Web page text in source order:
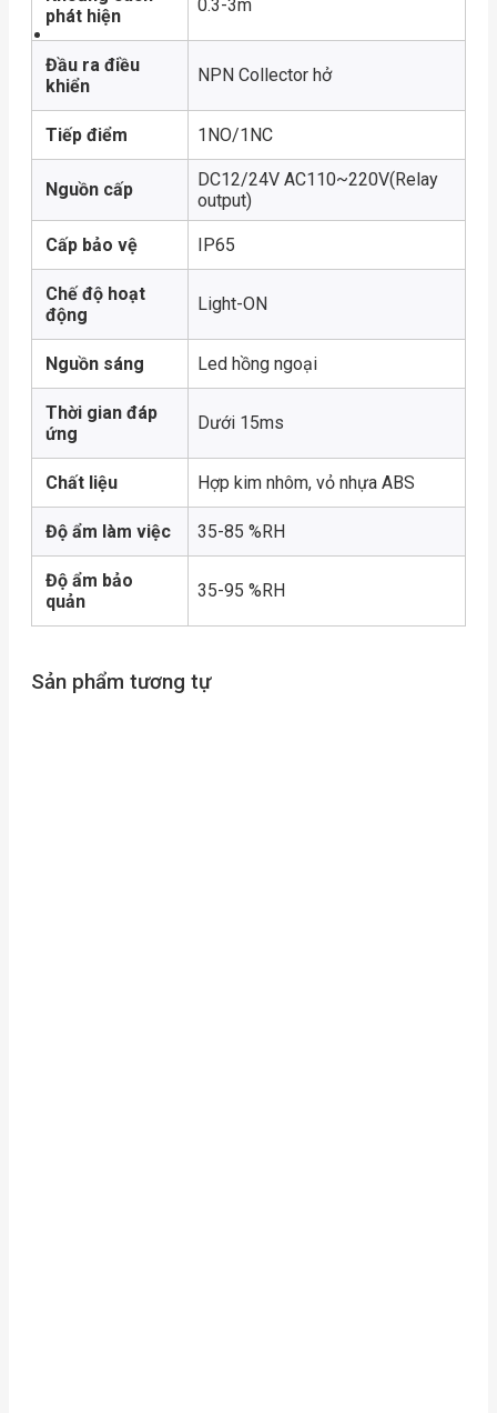
phát hiện
0.3-3m
Đầu ra điều
khiển
NPN Collector hở
Tiếp điểm 1NO/1NC
Nguồn cấp
DC12/24V AC110~220V(Relay
output)
Cấp bảo vệ IP65
Chế độ hoạt
động
Light-ON
Nguồn sáng Led hồng ngoại
Thời gian đáp
ứng
Dưới 15ms
Chất liệu Hợp kim nhôm, vỏ nhựa ABS
Độ ẩm làm việc 35-85 %RH
Độ ẩm bảo
quản
35-95 %RH
Sản phẩm tương tự